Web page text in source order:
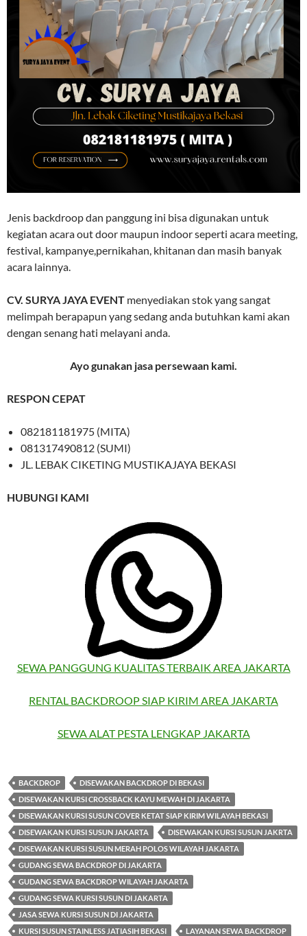
Jenis backdroop dan panggung ini bisa digunakan untuk
kegiatan acara out door maupun indoor seperti acara meeting,
festival, kampanye,pernikahan, khitanan dan masih banyak
acara lainnya.
CV. SURYA JAYA EVENT menyediakan stok yang sangat
melimpah berapapun yang sedang anda butuhkan kami akan
dengan senang hati melayani anda.
Ayo gunakan jasa persewaan kami.
RESPON CEPAT
082181181975 (MITA)
081317490812 (SUMI)
JL. LEBAK CIKETING MUSTIKAJAYA BEKASI
HUBUNGI KAMI
SEWA PANGGUNG KUALITAS TERBAIK AREA JAKARTA
RENTAL BACKDROOP SIAP KIRIM AREA JAKARTA
SEWA ALAT PESTA LENGKAP JAKARTA
BACKDROP
DISEWAKAN BACKDROP DI BEKASI
DISEWAKAN KURSI CROSSBACK KAYU MEWAH DI JAKARTA
DISEWAKAN KURSI SUSUN COVER KETAT SIAP KIRIM WILAYAH BEKASI
DISEWAKAN KURSI SUSUN JAKARTA
DISEWAKAN KURSI SUSUN JAKRTA
DISEWAKAN KURSI SUSUN MERAH POLOS WILAYAH JAKARTA
GUDANG SEWA BACKDROP DI JAKARTA
GUDANG SEWA BACKDROP WILAYAH JAKARTA
GUDANG SEWA KURSI SUSUN DI JAKARTA
JASA SEWA KURSI SUSUN DI JAKARTA
KURSI SUSUN STAINLESS JATIASIH BEKASI
LAYANAN SEWA BACKDROP